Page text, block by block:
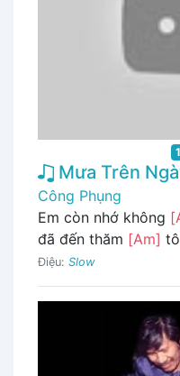
Mưa Trên
Công Phụng
Em còn nhớ không
đã đến thăm [Am]
Điệu: Slow